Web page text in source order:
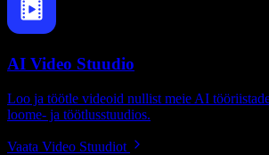
AI Video Stuudio
Loo ja töötle videoid nullist meie AI
loome- ja töötlusstuudios.
Vaata Video Stuudiot